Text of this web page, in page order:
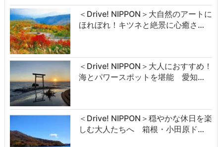
＜Drive! NIPPON＞大自然のアートに
ほれぼれ！キツネと絶景に心癒さ…
＜Drive! NIPPON＞大人におすすめ！
海とパワースポットを堪能 愛知…
＜Drive! NIPPON＞穏やかな休日を楽
しむ大人たちへ 箱根・小田原ド…